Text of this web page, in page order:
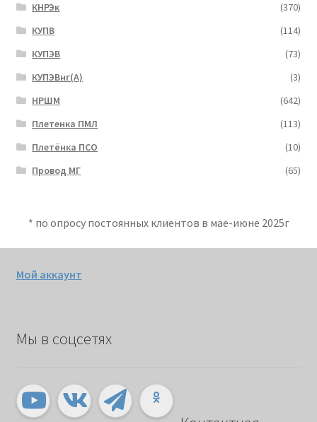
КНРЭк
(370)
КУПВ
(114)
КУПЭВ
(73)
КУПЭВнг(А)
(3)
НРШМ
(642)
Плетенка ПМЛ
(113)
Плетёнка ПСО
(10)
Провод МГ
(65)
* по опросу постоянных клиентов в мае-июне 2025г
Мой аккаунт
Мы в соцсетях